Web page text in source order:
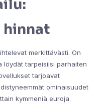
hinnat
merkittävästi. On
löydät tarpeisiisi parhaiten
tarjoavat
ominaisuudet
kymmeniä euroja.